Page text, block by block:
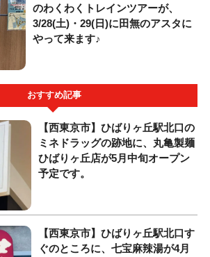
のわくわくトレインツアーが、
3/28(土)・29(日)に田無のアスタに
やって来ます♪
おすすめ記事
【西東京市】ひばりヶ丘駅北口の
ミネドラッグの跡地に、丸亀製麺
ひばりヶ丘店が5月中旬オープン
予定です。
【西東京市】ひばりヶ丘駅北口す
ぐのところに、七宝麻辣湯が4月